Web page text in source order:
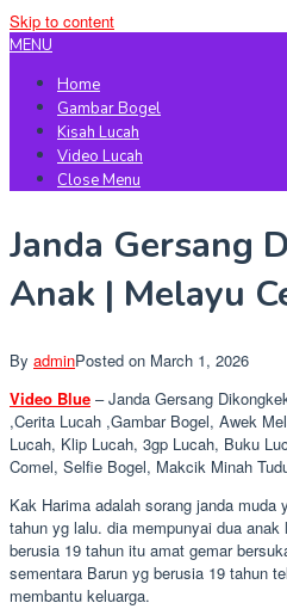
Skip to content
MENU
Home
Gambar Bogel
Kisah Lucah
Video Lucah
Close Menu
Janda Gersang
Anak | Melayu
By adminPosted on March 1, 2026
Video Blue – Janda Gersang
,Cerita Lucah ,Gambar Bogel, Awek
Lucah, Klip Lucah, 3gp Lucah, Buku
Comel, Selfie Bogel, Makcik Minah
Kak Harima adalah sorang janda
tahun yg lalu. dia mempunyai dua
berusia 19 tahun itu amat gemar
sementara Barun yg berusia 19 tahun
membantu keluarga.